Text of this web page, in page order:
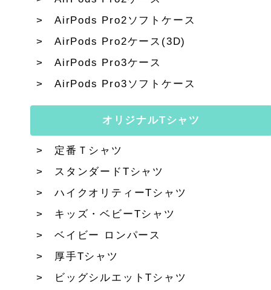
AirPods Pro2ソフトケース
AirPods Pro2ケース(3D)
AirPods Pro3ケース
AirPods Pro3ソフトケース
オリジナルTシャツ
定番Ｔシャツ
スタンダードTシャツ
ハイクオリティーTシャツ
キッズ・ベビーTシャツ
ベイビー ロンパース
厚手Tシャツ
ビッグシルエットTシャツ